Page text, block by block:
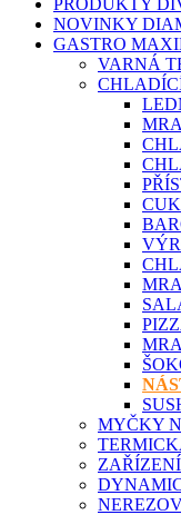
NOVINKY
GASTRO
VARNÁ
MYČKY